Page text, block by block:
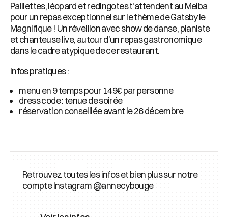
Paillettes, léopard et redingotes t’attendent au Melba
pour un repas exceptionnel sur le thème de Gatsby le
Magnifique ! Un réveillon avec show de danse, pianiste
et chanteuse live, autour d’un repas gastronomique
dans le cadre atypique de ce restaurant.
Infos pratiques :
menu en 9 temps pour 149€ par personne
dress code : tenue de soirée
réservation conseillée avant le 26 décembre
Retrouvez toutes les infos et bien plus sur notre
compte Instagram @annecybouge